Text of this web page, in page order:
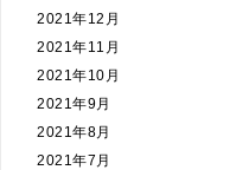
2021年12月
2021年11月
2021年10月
2021年9月
2021年8月
2021年7月